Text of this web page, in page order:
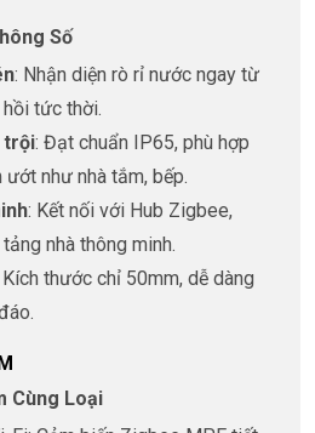
Số
: Nhận diện rò rỉ nước ngay từ
tức thời.
trội: Đạt chuẩn IP65, phù hợp
như nhà tắm, bếp.
: Kết nối với Hub Zigbee,
nhà thông minh.
Kích thước chỉ 50mm, dễ dàng
Cùng Loại